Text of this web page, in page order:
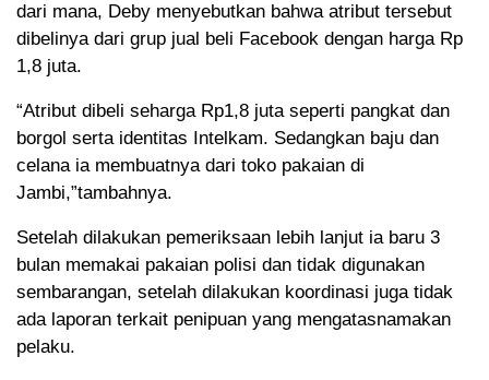
dari mana, Deby menyebutkan bahwa atribut tersebut
dibelinya dari grup jual beli Facebook dengan harga Rp
1,8 juta.
“Atribut dibeli seharga Rp1,8 juta seperti pangkat dan
borgol serta identitas Intelkam. Sedangkan baju dan
celana ia membuatnya dari toko pakaian di
Jambi,”tambahnya.
Setelah dilakukan pemeriksaan lebih lanjut ia baru 3
bulan memakai pakaian polisi dan tidak digunakan
sembarangan, setelah dilakukan koordinasi juga tidak
ada laporan terkait penipuan yang mengatasnamakan
pelaku.